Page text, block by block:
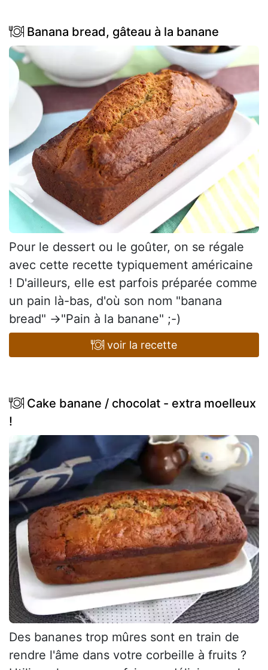
Banana bread, gâteau à la banane
Pour le dessert ou le goûter, on se régale
avec cette recette typiquement américaine
! D'ailleurs, elle est parfois préparée comme
un pain là-bas, d'où son nom "banana
bread" →"Pain à la banane" ;-)
voir la recette
Cake banane / chocolat - extra moelleux
!
Des bananes trop mûres sont en train de
rendre l'âme dans votre corbeille à fruits ?